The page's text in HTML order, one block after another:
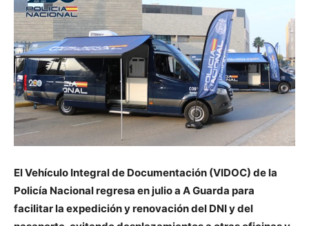
El Vehículo Integral de Documentación (VIDOC) de la
Policía Nacional regresa en julio a A Guarda para
facilitar la expedición y renovación del DNI y del